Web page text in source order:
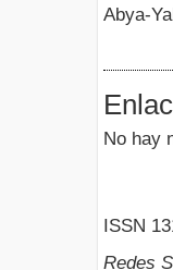
Abya-
No hay
ISSN
Redes